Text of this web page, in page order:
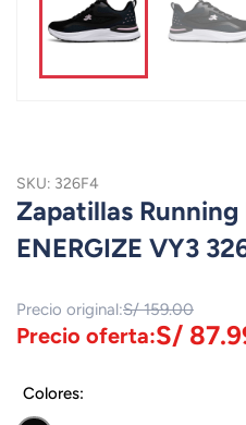
SKU: 326F4
Zapatillas
ENERGIZE VY3
Precio original:S/ 159.00
Precio oferta:S/
Colores: